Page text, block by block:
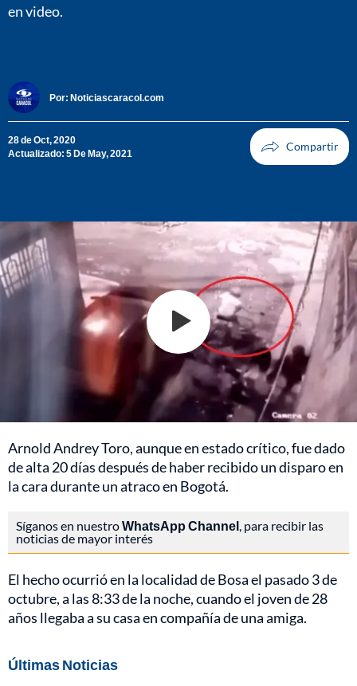
en video.
Por: Noticiascaracol.com
28 de Oct, 2020
Actualizado: 5 De May, 2021
Arnold Andrey Toro, aunque en estado crítico, fue dado
de alta 20 días después de haber recibido un disparo en
la cara durante un atraco en Bogotá.
Síganos en nuestroWhatsApp Channel , para recibir las
noticias de mayor interés
El hecho ocurrió en la localidad de Bosa el pasado 3 de
octubre, a las 8:33 de la noche, cuando el joven de 28
años llegaba a su casa en compañía de una amiga.
Últimas Noticias